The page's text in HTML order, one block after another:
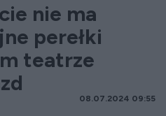
nie ma
perełki
teatrze
08.07.2024 09:55